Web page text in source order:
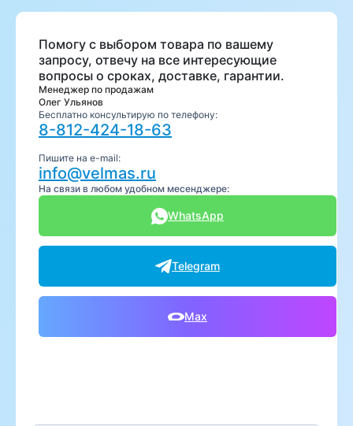
Помогу с выбором товара по вашему
запросу, отвечу на все интересующие
вопросы о сроках, доставке, гарантии.
Менеджер по продажам
Олег Ульянов
Бесплатно консультирую по телефону:
8-812-424-18-63
Пишите на e-mail:
info@velmas.ru
На связи в любом удобном месенджере:
WhatsApp
Telegram
Max